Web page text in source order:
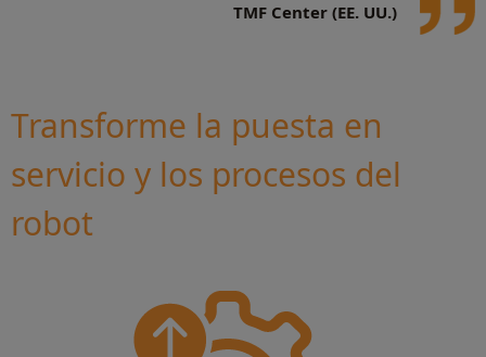
TMF Center (EE. UU.)
Transforme la puesta en
servicio y los procesos del
robot